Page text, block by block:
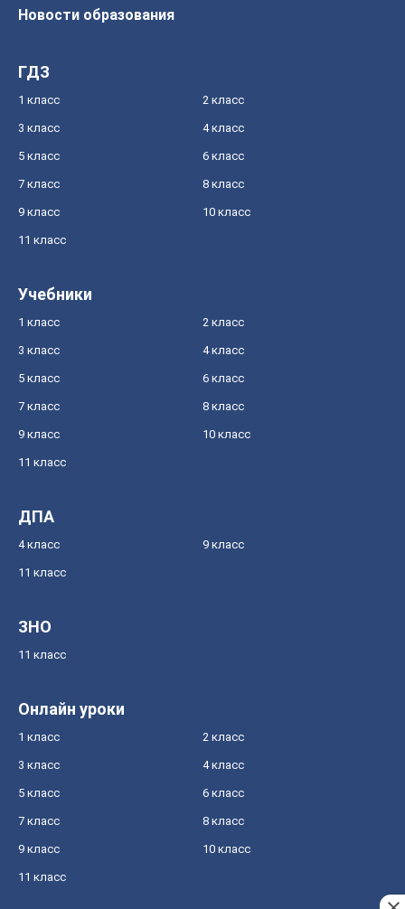
Новости образования
ГДЗ
1 класс 2 класс
3 класс 4 класс
5 класс 6 класс
7 класс 8 класс
9 класс 10 класс
11 класс
Учебники
1 класс 2 класс
3 класс 4 класс
5 класс 6 класс
7 класс 8 класс
9 класс 10 класс
11 класс
ДПА
4 класс 9 класс
11 класс
ЗНО
11 класс
Онлайн уроки
1 класс 2 класс
3 класс 4 класс
5 класс 6 класс
7 класс 8 класс
9 класс 10 класс
11 класс